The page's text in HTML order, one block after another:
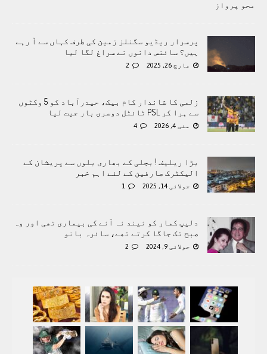
محو پرواز
پرسرار ریڈیو سگنلز زمین کی طرف کہاں سے آ رہے
ہیں؟ سائنس دانوں نے سراغ لگا لیا
مارچ 26, 2025 2
زلمی کا شاندار کام بیک، حیدرآباد کو 5 وکٹوں
سے ہرا کر PSL ٹائٹل دوسری بار جیت لیا
مئی 4, 2026 4
بڑا ریلیف ! بجلی کے بھاری بلوں سے پریشان کے
الیکٹرک صارفین کے لئے اہم خبر
جولائی 14, 2025 1
دلیپ کمار کو نیند نہ آنے کی بیماری تھی اور وہ
صبح تک جاگا کرتے تھے، سائرہ بانو
جولائی 9, 2024 2